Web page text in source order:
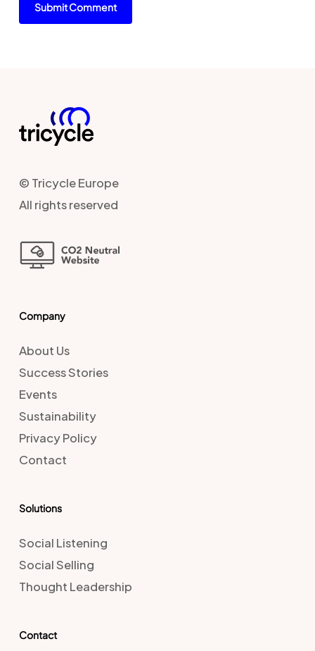
© Tricycle Europe
All rights reserved
Company
About Us
Success Stories
Events
Sustainability
Privacy Policy
Contact
Solutions
Social Listening
Social Selling
Thought Leadership
Contact